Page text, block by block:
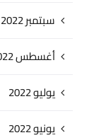
سبتمبر 2022
أغسطس 2022
يوليو 2022
يونيو 2022